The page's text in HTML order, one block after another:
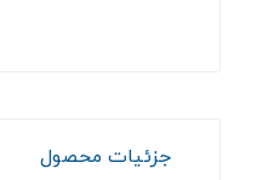
جزئیات محصول